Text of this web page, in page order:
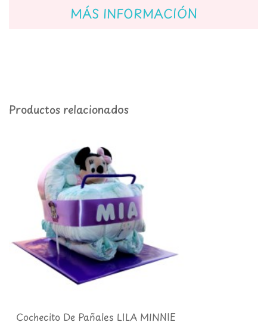
MÁS INFORMACIÓN
Productos relacionados
Cochecito De Pañales LILA MINNIE